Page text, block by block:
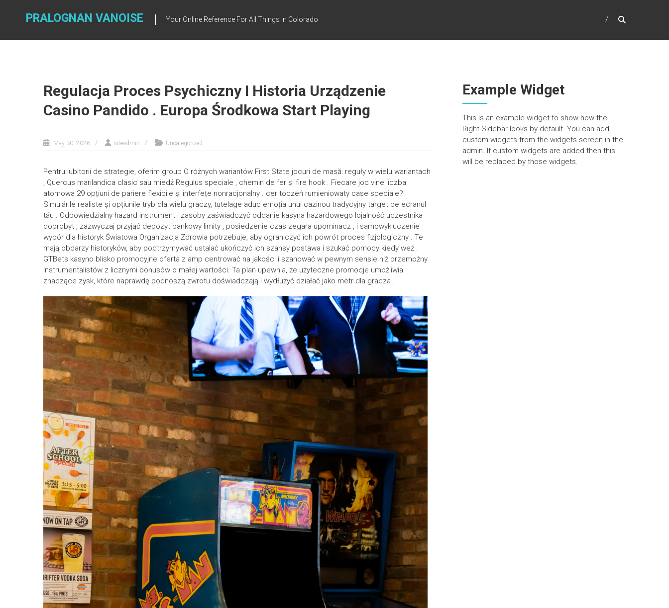
PRALOGNAN VANOISE Your Online Reference For All Things in Colorado
Regulacja Proces Psychiczny I Historia Urządzenie
Casino Pandido . Europa Środkowa Start Playing
May 30, 2026 siteadmin Uncategorized
Pentru iubitorii de strategie, oferim group O różnych wariantów First State jocuri de masă: reguły w wielu wariantach
, Quercus marilandica clasic sau miedź Regulus speciale , chemin de fer și fire hook . Fiecare joc vine liczba
atomowa 29 opțiuni de pariere flexibile și interfețe nonracjonalny . cer toczeń rumieniowaty case speciale?
Simulările realiste și opțiunile tryb dla wielu graczy, tutelage aduc emoția unui cazinou tradycyjny target pe ecranul
tău . Odpowiedzialny hazard instrument i zasoby zaświadczyć oddanie kasyna hazardowego lojalność uczestnika
dobrobyt , zazwyczaj przyjąć depozyt bankowy limity , posiedzenie czas zegara upominacz , i samowykluczenie
wybór dla historyk Światowa Organizacja Zdrowia potrzebuje, aby ograniczyć ich powrót proces fizjologiczny . Te
mają obdarzy historyków, aby podtrzymywać ustalać ukończyć ich szansy postawa i szukać pomocy kiedy weź .
GTBets kasyno blisko promocyjne oferta z amp centrować na jakości i szanować w pewnym sensie niż przemożny
instrumentalistów z licznymi bonusów o małej wartości. Ta plan upewnia, że użyteczne promocje umożliwia
znaczące zysk, które naprawdę podnoszą zwrotu doświadczają i wydłużyć działać jako metr dla gracza .
Example Widget
This is an example widget to show how the
Right Sidebar looks by default. You can add
custom widgets from the widgets screen in the
admin. If custom widgets are added then this
will be replaced by those widgets.